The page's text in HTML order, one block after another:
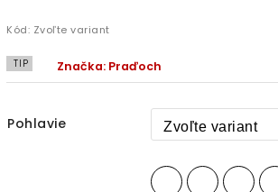
Kód: Zvoľte variant
TIP Značka: Praďoch
Pohlavie